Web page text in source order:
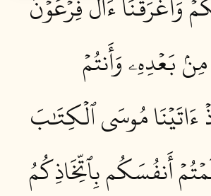
بَعۡدِهِۦ وَأَنتُمۡ
ءَاتَيۡنَا مُوسَى ٱلۡكِتَٰبَ
أَنفُسَكُم بِٱتِّخَاذِكُمُ